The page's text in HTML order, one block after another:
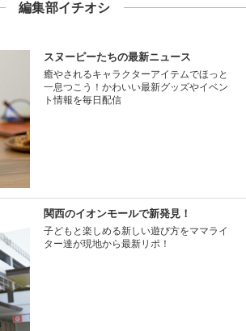
編集部イチオシ
スヌーピーたちの最新ニュース
癒やされるキャラクターアイテムでほっと
一息つこう！かわいい最新グッズやイベン
ト情報を毎日配信
関西のイオンモールで新発見！
子どもと楽しめる新しい遊び方をママライ
ター達が現地から最新リポ！